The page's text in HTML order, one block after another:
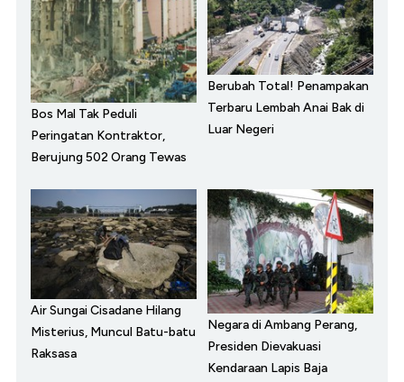
Bos Mal Tak Peduli
Peringatan Kontraktor,
Berujung 502 Orang Tewas
Berubah Total! Penampakan
Terbaru Lembah Anai Bak di
Luar Negeri
Air Sungai Cisadane Hilang
Misterius, Muncul Batu-batu
Raksasa
Negara di Ambang Perang,
Presiden Dievakuasi
Kendaraan Lapis Baja